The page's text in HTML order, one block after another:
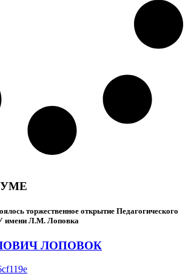
торжественное открытие Педагогического
имени Л.М. Лоповка
ЛОПОВОК